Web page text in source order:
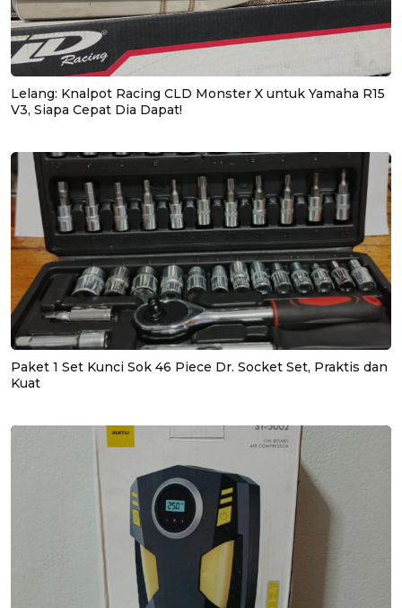
Lelang: Knalpot Racing CLD Monster X untuk Yamaha R15
V3, Siapa Cepat Dia Dapat!
Paket 1 Set Kunci Sok 46 Piece Dr. Socket Set, Praktis dan
Kuat